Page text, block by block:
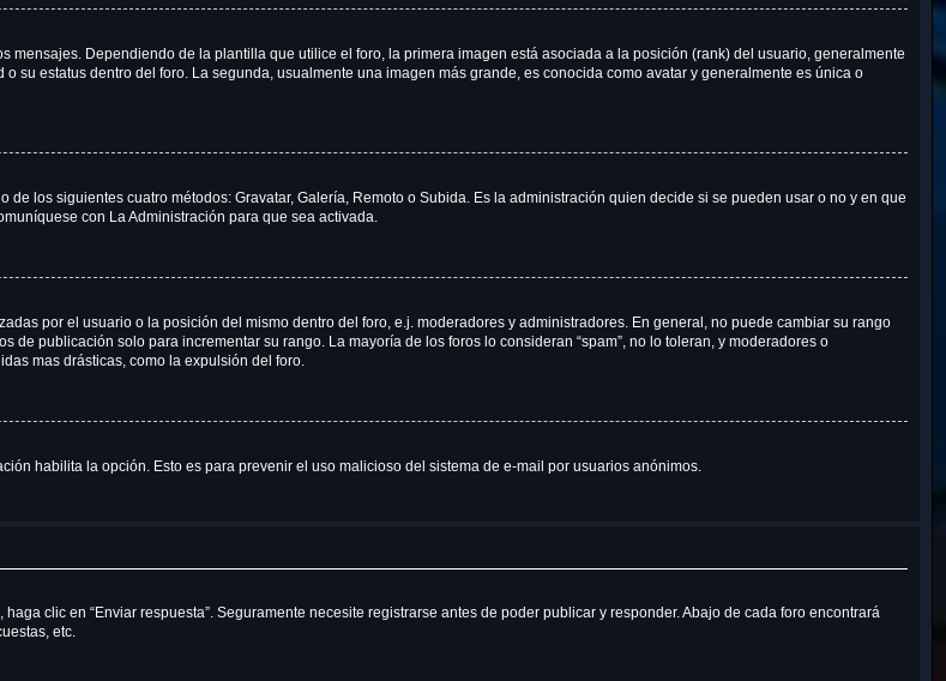
Dependiendo de la plantilla que utilice el foro, la primera imagen está asociada a la posición (rank) del usuario, generalmente
su estatus dentro del foro. La segunda, usualmente una imagen más grande, es conocida como avatar y generalmente es única o
los siguientes cuatro métodos: Gravatar, Galería, Remoto o Subida. Es la administración quien decide si se pueden usar o no y en que
con La Administración para que sea activada.
por el usuario o la posición del mismo dentro del foro, e.j. moderadores y administradores. En general, no puede cambiar su rango
publicación solo para incrementar su rango. La mayoría de los foros lo consideran “spam”, no lo toleran, y moderadores o
mas drásticas, como la expulsión del foro.
habilita la opción. Esto es para prevenir el uso malicioso del sistema de e-mail por usuarios anónimos.
clic en “Enviar respuesta”. Seguramente necesite registrarse antes de poder publicar y responder. Abajo de cada foro encontrará
etc.